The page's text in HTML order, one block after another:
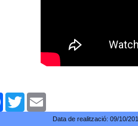
FacebookTwitter
Data de realització: 09/10/